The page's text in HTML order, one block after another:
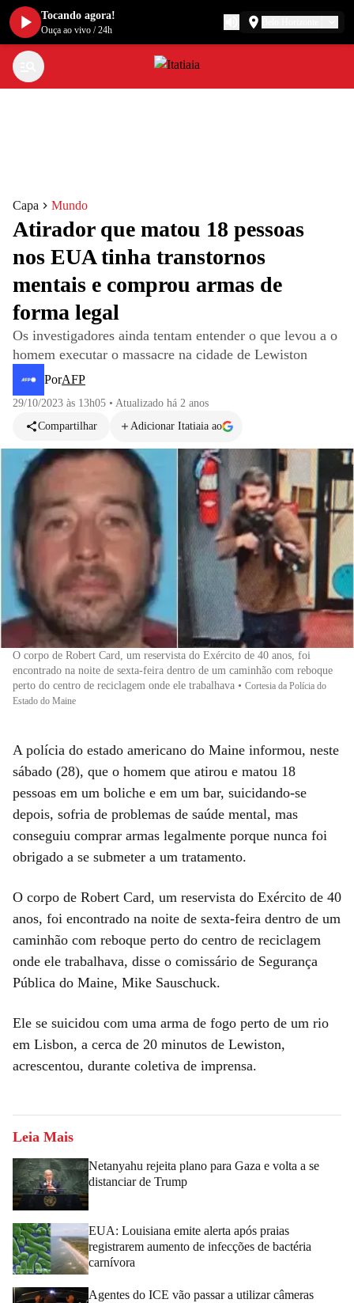
Capa Mundo
Atirador que matou 18 pessoas
nos EUA tinha transtornos
mentais e comprou armas de
forma legal
Os investigadores ainda tentam entender o que levou a o
homem executar o massacre na cidade de Lewiston
PorAFP
29/10/2023 às 13h05 • Atualizado há 2 anos
Compartilhar
Adicionar Itatiaia ao
O corpo de Robert Card, um reservista do Exército de 40 anos, foi
encontrado na noite de sexta-feira dentro de um caminhão com reboque
perto do centro de reciclagem onde ele trabalhava • Cortesia da Polícia do
Estado do Maine
A polícia do estado americano do Maine informou, neste
sábado (28), que o homem que atirou e matou 18
pessoas em um boliche e em um bar, suicidando-se
depois, sofria de problemas de saúde mental, mas
conseguiu comprar armas legalmente porque nunca foi
obrigado a se submeter a um tratamento.
O corpo de Robert Card, um reservista do Exército de 40
anos, foi encontrado na noite de sexta-feira dentro de um
caminhão com reboque perto do centro de reciclagem
onde ele trabalhava, disse o comissário de Segurança
Pública do Maine, Mike Sauschuck.
Ele se suicidou com uma arma de fogo perto de um rio
em Lisbon, a cerca de 20 minutos de Lewiston,
acrescentou, durante coletiva de imprensa.
Leia Mais
Netanyahu rejeita plano para Gaza e volta a se
distanciar de Trump
EUA: Louisiana emite alerta após praias
registrarem aumento de infecções de bactéria
carnívora
Agentes do ICE vão passar a utilizar câmeras
Tocando agora!
Ouça ao vivo /24h